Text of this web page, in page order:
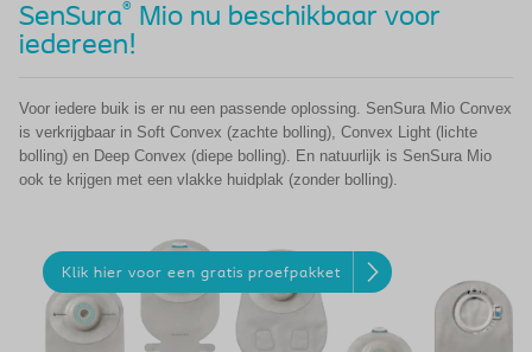
SenSura® Mio nu beschikbaar voor
iedereen!
Voor iedere buik is er nu een passende oplossing. SenSura Mio Convex
is verkrijgbaar in Soft Convex (zachte bolling), Convex Light (lichte
bolling) en Deep Convex (diepe bolling). En natuurlijk is SenSura Mio
ook te krijgen met een vlakke huidplak (zonder bolling).
Klik hier voor een gratis proefpakket